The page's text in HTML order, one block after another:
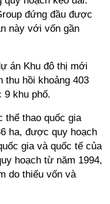
đứng đầu được
này với vốn gần
án Khu đô thị mới
thu hồi khoảng 403
9 khu phố.
thể thao quốc gia
ha, được quy hoạch
gia và quốc tế của
hoạch từ năm 1994,
do thiếu vốn và